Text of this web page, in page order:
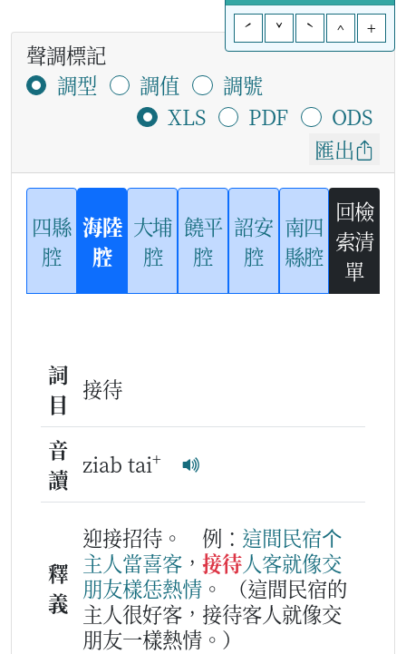
ˊ
ˇ ˋ ^ +
聲調標記
調型
調值
調號
XLS
PDF
ODS
匯出
四縣
腔
海陸
腔
大埔
腔
饒平
腔
詔安
腔
南四
縣腔
回檢
索清
單
詞
目
接待
音
讀
ziab tai+
釋
義
迎接招待。 例： 這間民宿个
主人當喜客 ， 接待人客就像交
朋友樣恁熱情 。
（這間民宿的
主人很好客，接待客人就像交
朋友一樣熱情。）